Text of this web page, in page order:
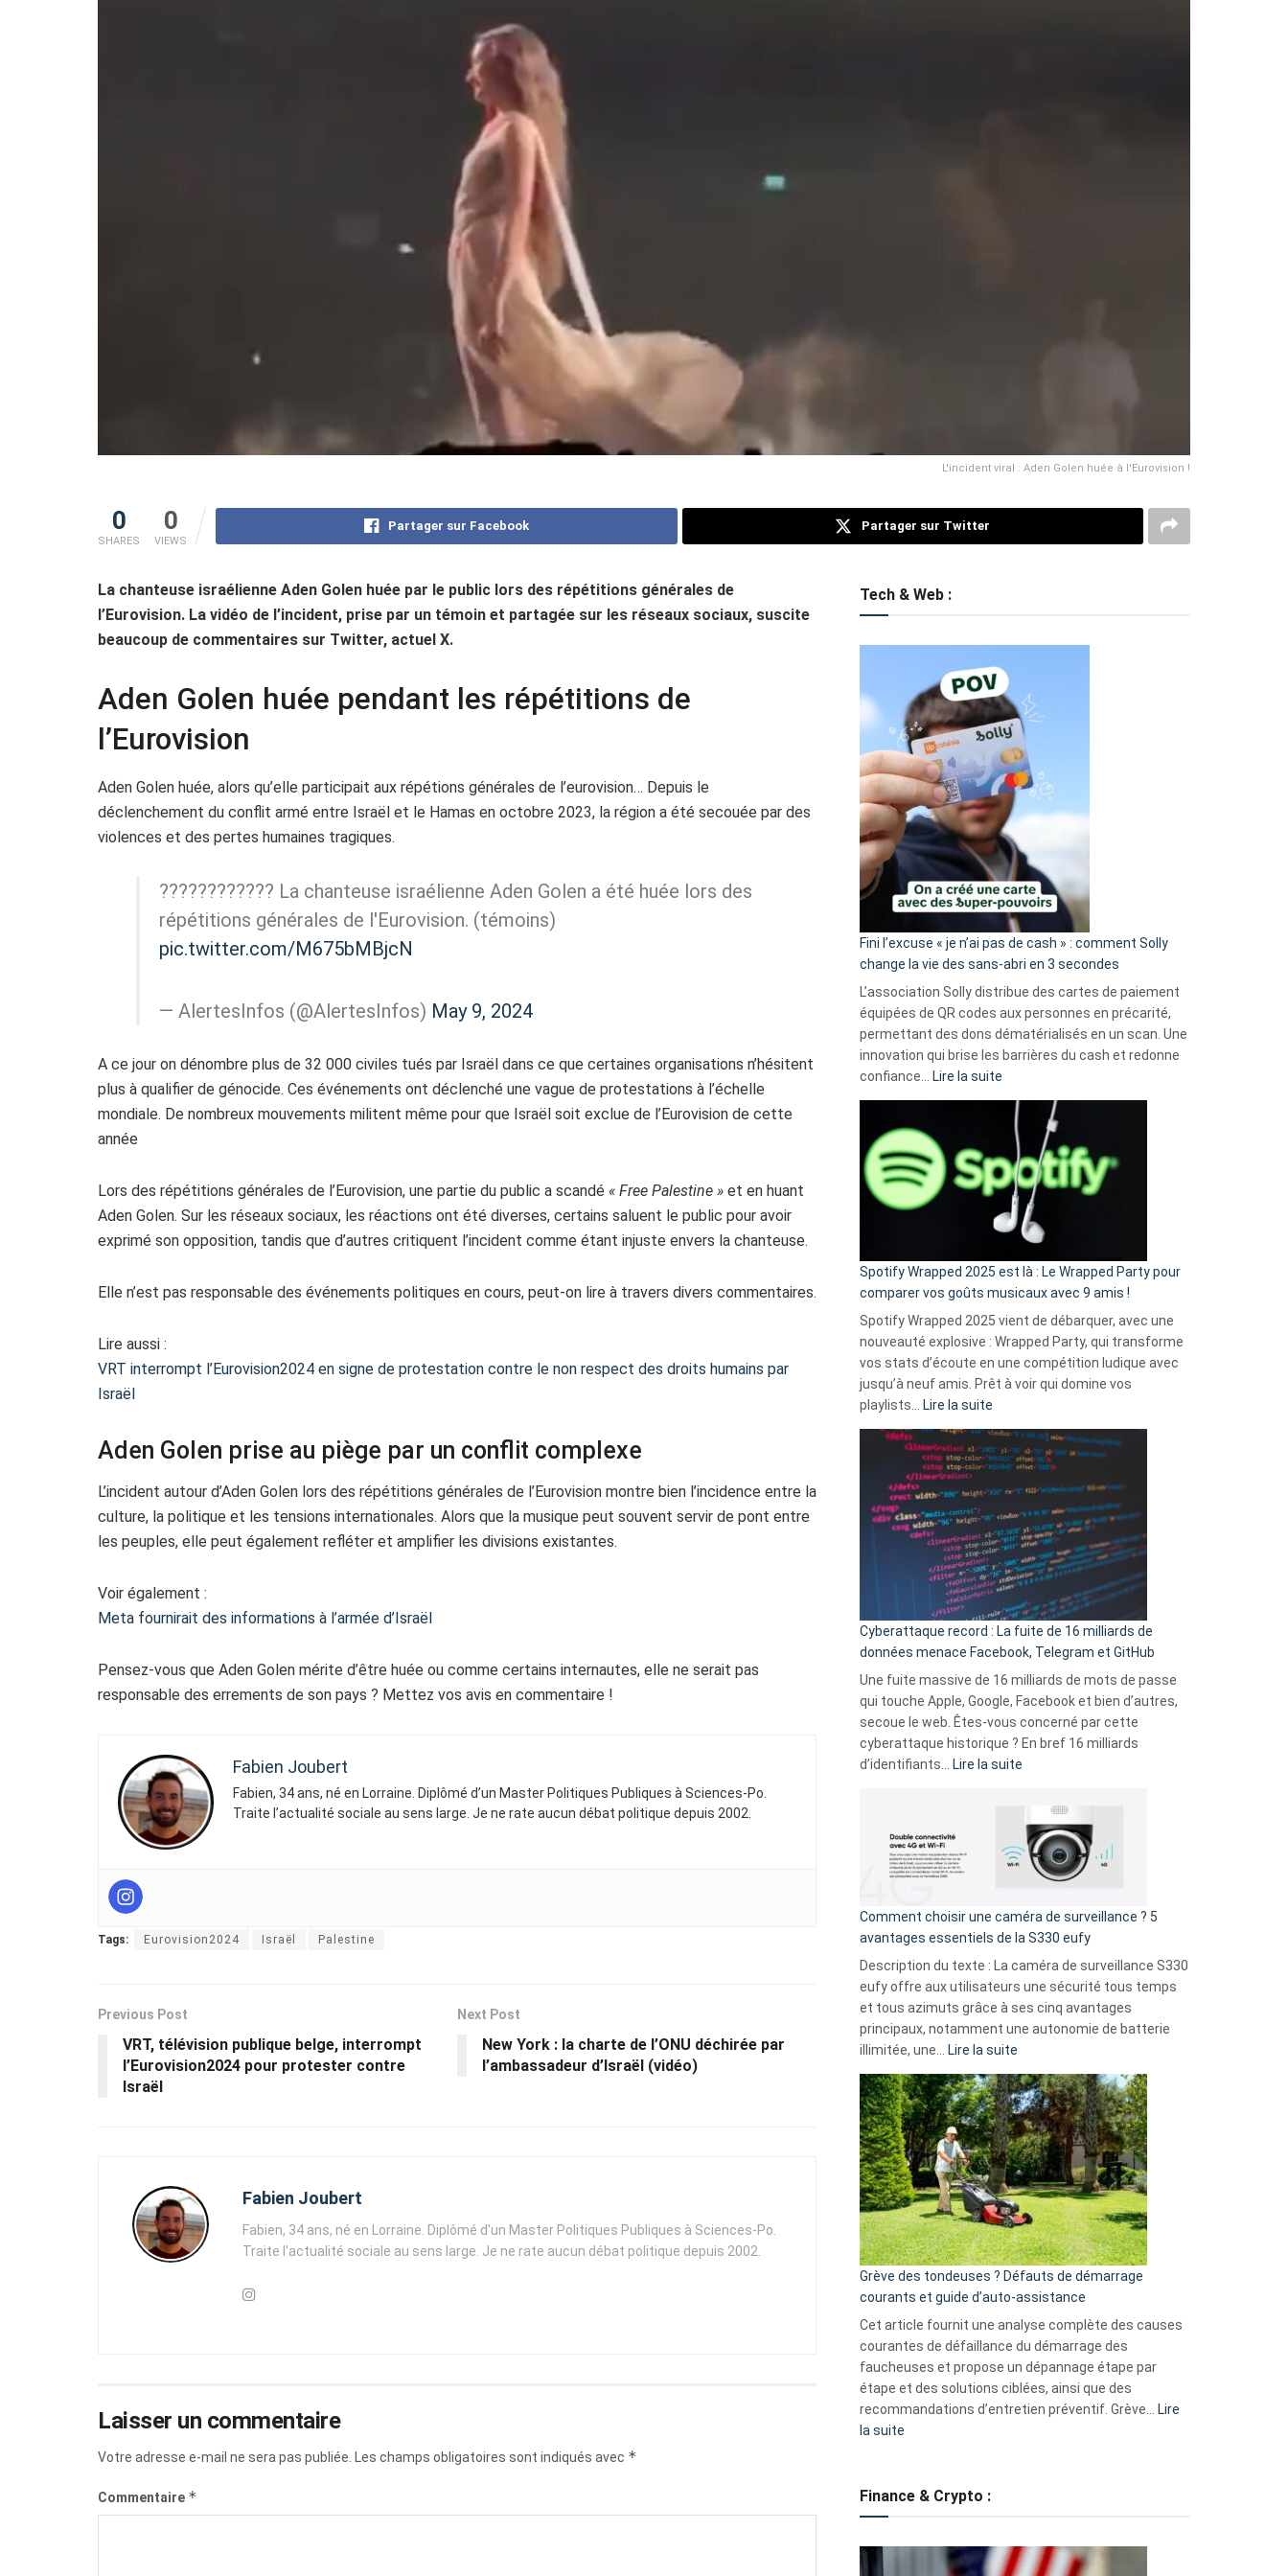
L'incident viral : Aden Golen huée à l'Eurovision !
0
SHARES
0
VIEWS
Partager sur Facebook Partager sur Twitter
La chanteuse israélienne Aden Golen huée par le public lors des répétitions générales de
l’Eurovision. La vidéo de l’incident, prise par un témoin et partagée sur les réseaux sociaux, suscite
beaucoup de commentaires sur Twitter, actuel X.
Aden Golen huée pendant les répétitions de
l’Eurovision
Aden Golen huée, alors qu’elle participait aux répétions générales de l’eurovision… Depuis le
déclenchement du conflit armé entre Israël et le Hamas en octobre 2023, la région a été secouée par des
violences et des pertes humaines tragiques.
???????????? La chanteuse israélienne Aden Golen a été huée lors des
répétitions générales de l'Eurovision. (témoins)
pic.twitter.com/M675bMBjcN
— AlertesInfos (@AlertesInfos) May 9, 2024
A ce jour on dénombre plus de 32 000 civiles tués par Israël dans ce que certaines organisations n’hésitent
plus à qualifier de génocide. Ces événements ont déclenché une vague de protestations à l’échelle
mondiale. De nombreux mouvements militent même pour que Israël soit exclue de l’Eurovision de cette
année
Lors des répétitions générales de l’Eurovision, une partie du public a scandé « Free Palestine » et en huant
Aden Golen. Sur les réseaux sociaux, les réactions ont été diverses, certains saluent le public pour avoir
exprimé son opposition, tandis que d’autres critiquent l’incident comme étant injuste envers la chanteuse.
Elle n’est pas responsable des événements politiques en cours, peut-on lire à travers divers commentaires.
Lire aussi :
VRT interrompt l’Eurovision2024 en signe de protestation contre le non respect des droits humains par
Israël
Aden Golen prise au piège par un conflit complexe
L’incident autour d’Aden Golen lors des répétitions générales de l’Eurovision montre bien l’incidence entre la
culture, la politique et les tensions internationales. Alors que la musique peut souvent servir de pont entre
les peuples, elle peut également refléter et amplifier les divisions existantes.
Voir également :
Meta fournirait des informations à l’armée d’Israël
Pensez-vous que Aden Golen mérite d’être huée ou comme certains internautes, elle ne serait pas
responsable des errements de son pays ? Mettez vos avis en commentaire !
Fabien Joubert
Fabien, 34 ans, né en Lorraine. Diplômé d’un Master Politiques Publiques à Sciences-Po.
Traite l’actualité sociale au sens large. Je ne rate aucun débat politique depuis 2002.
Tags: Eurovision2024 Israël Palestine
Previous Post
VRT, télévision publique belge, interrompt
l’Eurovision2024 pour protester contre
Israël
Next Post
New York : la charte de l’ONU déchirée par
l’ambassadeur d’Israël (vidéo)
Fabien Joubert
Fabien, 34 ans, né en Lorraine. Diplômé d'un Master Politiques Publiques à Sciences-Po.
Traite l'actualité sociale au sens large. Je ne rate aucun débat politique depuis 2002.
Laisser un commentaire
Votre adresse e-mail ne sera pas publiée. Les champs obligatoires sont indiqués avec *
Commentaire *
Tech & Web :
Fini l’excuse « je n’ai pas de cash » : comment Solly
change la vie des sans-abri en 3 secondes
L’association Solly distribue des cartes de paiement
équipées de QR codes aux personnes en précarité,
permettant des dons dématérialisés en un scan. Une
innovation qui brise les barrières du cash et redonne
confiance… Lire la suite
Fini
l’excuse
je
n’ai
pas
de
cash
»
Solly
change
la
vie
sans-
abri
en
3
secondes
Spotify Wrapped 2025 est là : Le Wrapped Party pour
comparer vos goûts musicaux avec 9 amis !
Spotify Wrapped 2025 vient de débarquer, avec une
nouveauté explosive : Wrapped Party, qui transforme
vos stats d’écoute en une compétition ludique avec
jusqu’à neuf amis. Prêt à voir qui domine vos
playlists… Lire la suite
Spotify
Wrapped
2025
est
:
Le
Wrapped
Party
pour
comparer
vos
goûts
musicaux
avec
9
amis
Cyberattaque record : La fuite de 16 milliards de
données menace Facebook, Telegram et GitHub
Une fuite massive de 16 milliards de mots de passe
qui touche Apple, Google, Facebook et bien d’autres,
secoue le web. Êtes-vous concerné par cette
cyberattaque historique ? En bref 16 milliards
d’identifiants… Lire la suite
record
La
fuite
16
milliards
données
menace
Facebook,
Telegram
GitHub
Comment choisir une caméra de surveillance ? 5
avantages essentiels de la S330 eufy
Description du texte : La caméra de surveillance S330
eufy offre aux utilisateurs une sécurité tous temps
et tous azimuts grâce à ses cinq avantages
principaux, notamment une autonomie de batterie
illimitée, une… Lire la suite
Comment
choisir
une
caméra
de
surveillance
?
5
avantages
essentiels
de
la
S330
eufy
Grève des tondeuses ? Défauts de démarrage
courants et guide d’auto-assistance
Cet article fournit une analyse complète des causes
courantes de défaillance du démarrage des
faucheuses et propose un dépannage étape par
étape et des solutions ciblées, ainsi que des
recommandations d’entretien préventif. Grève… Lire
la suite
tondeuses
Finance & Crypto :